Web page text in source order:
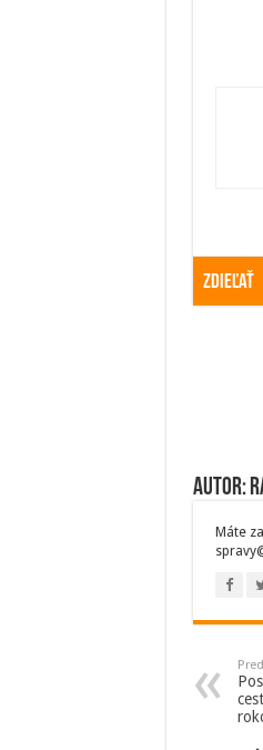
Zdieľať
Autor:
Máte